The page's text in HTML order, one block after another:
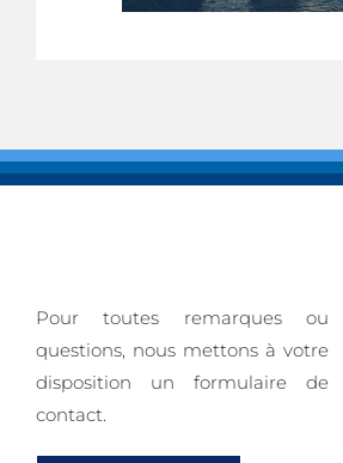
Pour toutes remarques ou
questions, nous mettons à votre
disposition un formulaire de
contact.